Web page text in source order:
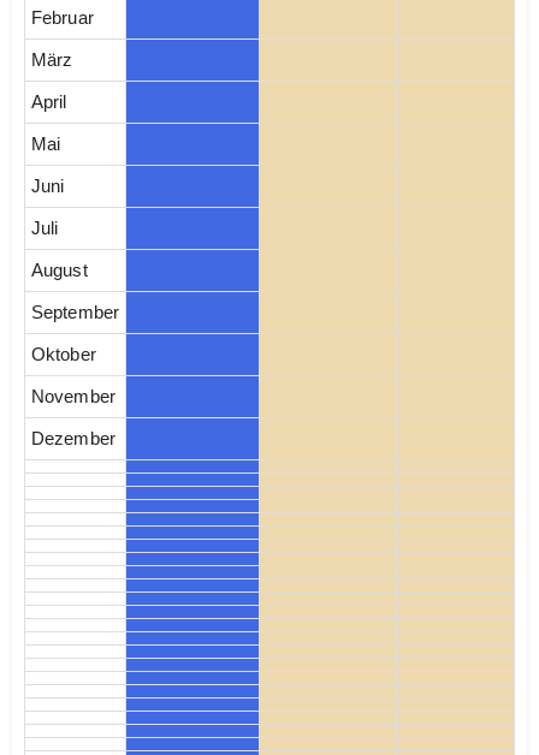
Februar
März
April
Mai
Juni
Juli
August
September
Oktober
November
Dezember